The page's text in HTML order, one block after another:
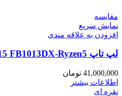
مقايسه
نمایش سریع
افزودن به علاقه مندی
لپ تاپ HP Victus 15 FB1013DX-Ryzen5
41,000,000 تومان
اطلاعات بیشتر
نقره ای